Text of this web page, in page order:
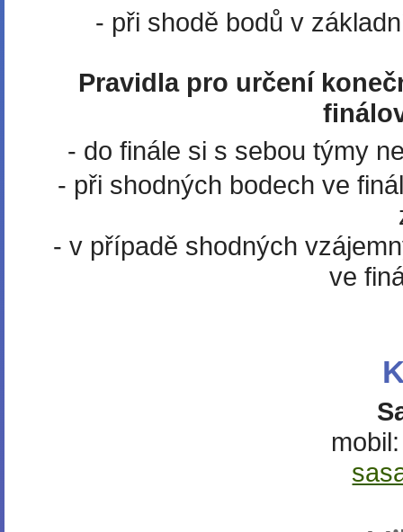
- při shodě bodů v
Pravidla pro určení
- do finále si s sebou týmy
- při shodných bodech ve
- v případě shodných
ve